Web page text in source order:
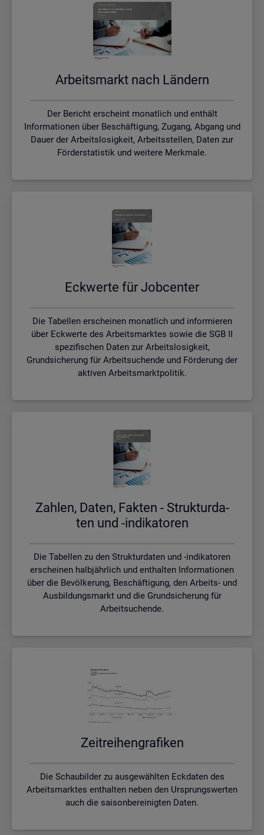
Ar­beits­markt nach Län­dern
Der Bericht erscheint monatlich und enthält
Informationen über Beschäftigung, Zugang, Abgang und
Dauer der Arbeitslosigkeit, Arbeitsstellen, Daten zur
Förderstatistik und weitere Merkmale.
Eck­wer­te für Job­cen­ter
Die Tabellen erscheinen monatlich und informieren
über Eckwerte des Arbeitsmarktes sowie die SGB II
spezifischen Daten zur Arbeitslosigkeit,
Grundsicherung für Arbeitsuchende und Förderung der
aktiven Arbeitsmarktpolitik.
Zah­len, Daten, Fak­ten - Struk­tur­da­
ten und -in­di­ka­to­ren
Die Tabellen zu den Strukturdaten und -indikatoren
erscheinen halbjährlich und enthalten Informationen
über die Bevölkerung, Beschäftigung, den Arbeits- und
Ausbildungsmarkt und die Grundsicherung für
Arbeitsuchende.
Zeit­rei­hen­gra­fi­ken
Die Schaubilder zu ausgewählten Eckdaten des
Arbeitsmarktes enthalten neben den Ursprungswerten
auch die saisonbereinigten Daten.